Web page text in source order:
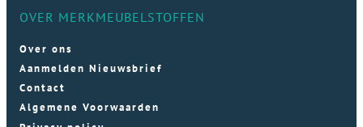
OVER MERKMEUBELSTOFFEN
Over ons
Aanmelden Nieuwsbrief
Contact
Algemene Voorwaarden